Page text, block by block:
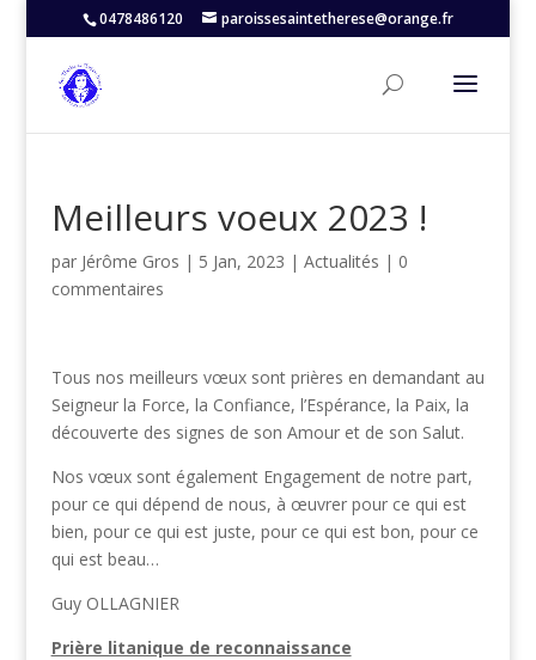
0478486120 paroissesaintetherese@orange.fr
Meilleurs voeux 2023 !
par Jérôme Gros | 5 Jan, 2023 | Actualités | 0
commentaires
Tous nos meilleurs vœux sont prières en demandant au
Seigneur la Force, la Confiance, l’Espérance, la Paix, la
découverte des signes de son Amour et de son Salut.
Nos vœux sont également Engagement de notre part,
pour ce qui dépend de nous, à œuvrer pour ce qui est
bien, pour ce qui est juste, pour ce qui est bon, pour ce
qui est beau…
Guy OLLAGNIER
Prière litanique de reconnaissance